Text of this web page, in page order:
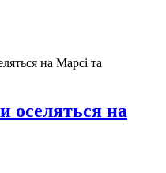
оселяться на